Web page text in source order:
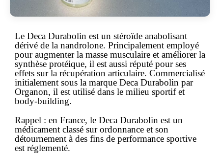
Le Deca Durabolin est un stéroïde anabolisant
dérivé de la nandrolone. Principalement employé
pour augmenter la masse musculaire et améliorer la
synthèse protéique, il est aussi réputé pour ses
effets sur la récupération articulaire. Commercialisé
initialement sous la marque Deca Durabolin par
Organon, il est utilisé dans le milieu sportif et
body-building.
Rappel : en France, le Deca Durabolin est un
médicament classé sur ordonnance et son
détournement à des fins de performance sportive
est réglementé.